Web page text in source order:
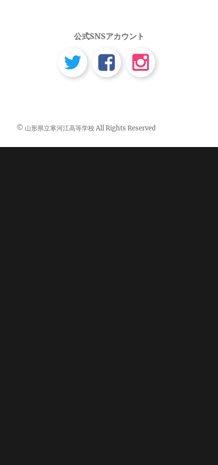
公式SNSアカウント
© 山形県立寒河江高等学校 All Rights Reserved